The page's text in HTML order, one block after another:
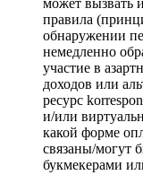
может вызвать
правила
обнаружении
немедленно
участие в
доходов или
ресурс
и/или
какой форме
связаны/могут
букмекерами